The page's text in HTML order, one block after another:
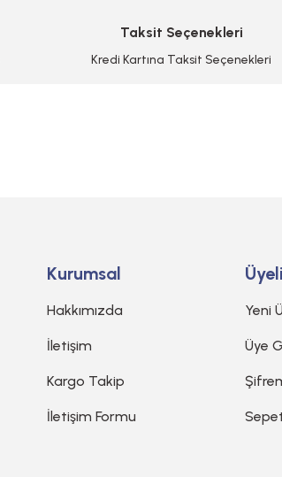
Taksit Seçenekleri
Kredi Kartına Taksit Seçenekleri
Kurumsal
Hakkımızda
İletişim
Kargo Takip
İletişim Formu
Yeni
Üye